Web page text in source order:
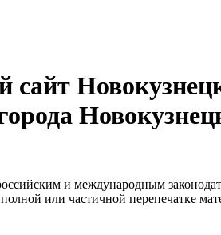
и международным
или частичной перепечатке